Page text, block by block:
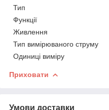
Тип
Функції
Живлення
Тип вимірюваного струму
Одиниці виміру
Приховати
Умови доставки